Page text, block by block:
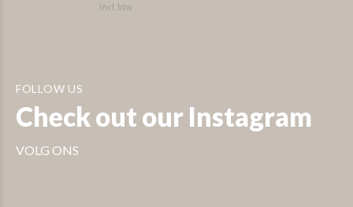
Incl. btw
FOLLOW US
Check out our Instagram
VOLG ONS